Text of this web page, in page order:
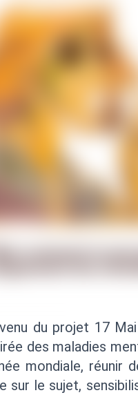
du projet 17
des maladies
mondiale, réunir
sur le sujet,